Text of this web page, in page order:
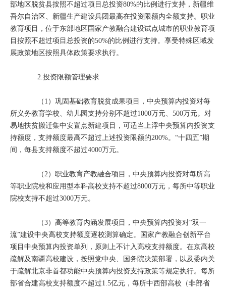
部地区脱贫县按照不超过项目总投资80%的比例进行支持，新疆维
吾尔自治区、新疆生产建设兵团最高在投资限额内全额支持。职业
教育项目，位于东部地区国家产教融合建设试点城市的职业教育项
目按照不超过项目总投资的50%的比例进行支持。享受特殊区域发
展政策地区按照具体政策要求执行。
2.投资限额管理要求
（1）巩固基础教育脱贫成果项目，中央预算内投资对每
所义务教育学校、幼儿园支持分别不超过1000万元、500万元。对
易地扶贫搬迁集中安置点新建项目，可适当上浮中央预算内投资支
持额度，支持额度最高不超过上述投资限额的200%。“十四五”期
间，每县支持额度不超过4000万元。
（2）职业教育产教融合项目，中央预算内投资对每所高
等职业院校和应用型本科高校支持不超过8000万元，每所中等职业
院校支持不超过3000万元。
（3）高等教育内涵发展项目，中央预算内投资对“双一
流”建设中央高校支持额度逐校测算确定。国家产教融合创新平台
项目中央预算内投资单列，原则上不计入高校支持额度。在京高校
疏解及南疆高校建设，按照党中央、国务院决策部署，以及委内关
于疏解北京非首都功能中央预算内投资支持政策等规定执行。每所
部省合建高校支持额度不超过1.5亿元，每所中西部高校（非部省